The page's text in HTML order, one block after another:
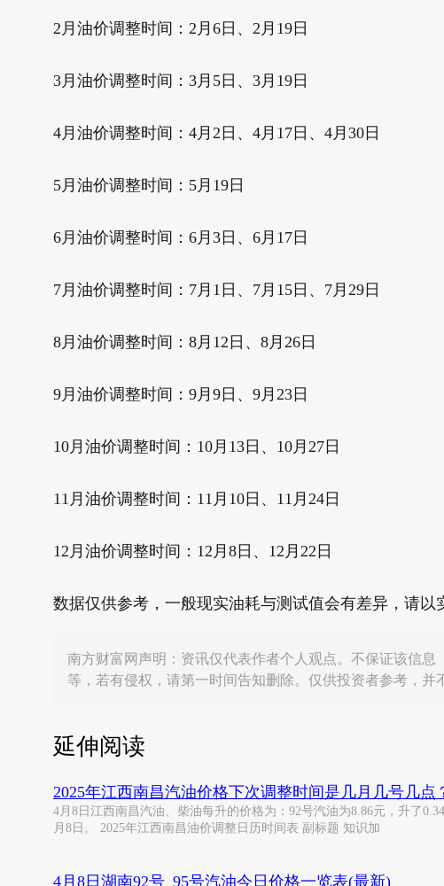
2月油价调整时间：2月6日、2月19日
3月油价调整时间：3月5日、3月19日
4月油价调整时间：4月2日、4月17日、4月30日
5月油价调整时间：5月19日
6月油价调整时间：6月3日、6月17日
7月油价调整时间：7月1日、7月15日、7月29日
8月油价调整时间：8月12日、8月26日
9月油价调整时间：9月9日、9月23日
10月油价调整时间：10月13日、10月27日
11月油价调整时间：11月10日、11月24日
12月油价调整时间：12月8日、12月22日
数据仅供参考，一般现实油耗与测试值会有差异，请以
南方财富网声明：资讯仅代表作者个人观点。不保证该信
等，若有侵权，请第一时间告知删除。仅供投资者参考，并
延伸阅读
2025年江西南昌汽油价格下次调整时间是几月几号几点
4月8日江西南昌汽油、柴油每升的价格为：92号汽油为8.86元，升了
月8日。 2025年江西南昌油价调整日历时间表 副标题 知识加
4月8日湖南92号_95号汽油今日价格一览表(最新)